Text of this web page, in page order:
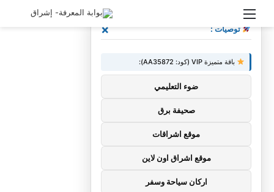
القائمة
توصيات : ×
باقة متميزة VIP (كود: AA35872):
ضوء التعليمي
صحيفة برق
موقع اشراقات
موقع اشراق اون لاين
اركان سياحة وسفر